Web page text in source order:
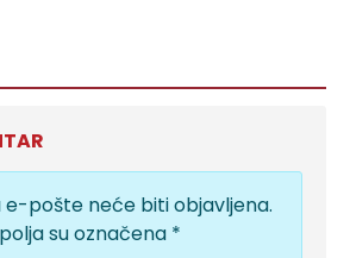
e-pošte neće biti objavljena.
su označena *